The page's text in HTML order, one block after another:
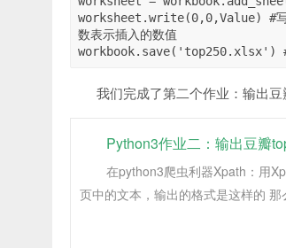
worksheet.write(0,0,Value) #写入
数表示插入的数值
我们完成了第二个作业：输出
Python3作业二：输出豆瓣
在python3爬虫利器Xpath：用
页中的文本，输出的格式是这样的